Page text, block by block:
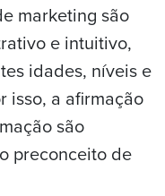
marketing são
e intuitivo,
idades, níveis e
isso, a afirmação
são
preconceito de